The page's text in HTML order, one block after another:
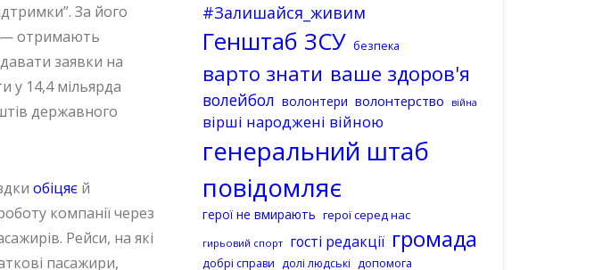
За його
— отримають
заявки на
у 14,4 мільярда
державного
обіцяє й
компанії через
Рейси, на які
пасажири,
#Залишайся_живим
Генштаб ЗСУ безпека
варто знати ваше здоров'я
волейбол волонтери волонтерство війна
вірші народжені війною
генеральний штаб
повідомляє
герої не вмирають герої серед нас
гирьовий спорт гості редакції громада
добрі справи долі людські допомога